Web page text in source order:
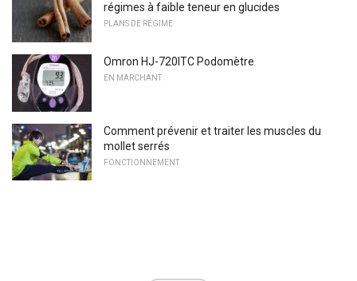
régimes à faible teneur en glucides
PLANS DE RÉGIME
Omron HJ-720ITC Podomètre
EN MARCHANT
Comment prévenir et traiter les muscles du
mollet serrés
FONCTIONNEMENT